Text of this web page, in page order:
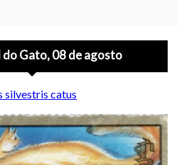
do Gato, 08 de agosto
silvestris catus